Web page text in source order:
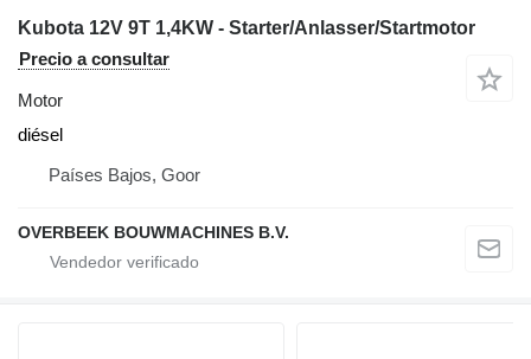
Kubota 12V 9T 1,4KW - Starter/Anlasser/Startmotor
Precio a consultar
Motor
diésel
Países Bajos, Goor
OVERBEEK BOUWMACHINES B.V.